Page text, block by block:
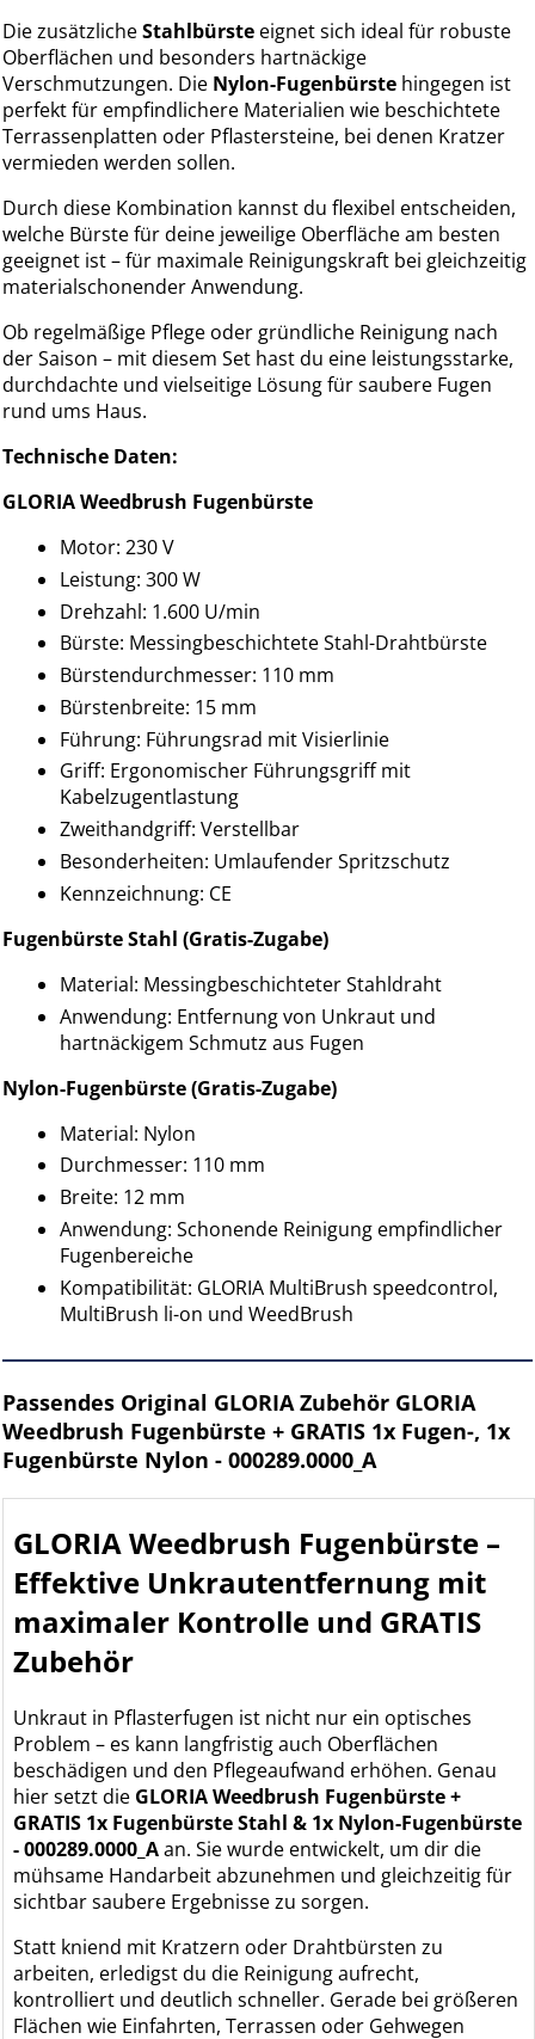
Die zusätzlicheStahlbürste eignet sich ideal für robuste
Oberflächen und besonders hartnäckige
Verschmutzungen. Die Nylon-Fugenbürste hingegen ist
perfekt für empfindlichere Materialien wie beschichtete
Terrassenplatten oder Pflastersteine, bei denen Kratzer
vermieden werden sollen.
Durch diese Kombination kannst du flexibel entscheiden,
welche Bürste für deine jeweilige Oberfläche am besten
geeignet ist – für maximale Reinigungskraft bei gleichzeitig
materialschonender Anwendung.
Ob regelmäßige Pflege oder gründliche Reinigung nach
der Saison – mit diesem Set hast du eine leistungsstarke,
durchdachte und vielseitige Lösung für saubere Fugen
rund ums Haus.
Technische Daten:
GLORIA Weedbrush Fugenbürste
Motor: 230 V
Leistung: 300 W
Drehzahl: 1.600 U/min
Bürste: Messingbeschichtete Stahl-Drahtbürste
Bürstendurchmesser: 110 mm
Bürstenbreite: 15 mm
Führung: Führungsrad mit Visierlinie
Griff: Ergonomischer Führungsgriff mit
Kabelzugentlastung
Zweithandgriff: Verstellbar
Besonderheiten: Umlaufender Spritzschutz
Kennzeichnung: CE
Fugenbürste Stahl (Gratis-Zugabe)
Material: Messingbeschichteter Stahldraht
Anwendung: Entfernung von Unkraut und
hartnäckigem Schmutz aus Fugen
Nylon-Fugenbürste (Gratis-Zugabe)
Material: Nylon
Durchmesser: 110 mm
Breite: 12 mm
Anwendung: Schonende Reinigung empfindlicher
Fugenbereiche
Kompatibilität: GLORIA MultiBrush speedcontrol,
MultiBrush li-on und WeedBrush
Passendes Original GLORIA Zubehör GLORIA
Weedbrush Fugenbürste + GRATIS 1x Fugen-, 1x
Fugenbürste Nylon - 000289.0000_A
GLORIA Weedbrush Fugenbürste –
Effektive Unkrautentfernung mit
maximaler Kontrolle und GRATIS
Zubehör
Unkraut in Pflasterfugen ist nicht nur ein optisches
Problem – es kann langfristig auch Oberflächen
beschädigen und den Pflegeaufwand erhöhen. Genau
hier setzt die GLORIA Weedbrush Fugenbürste +
GRATIS 1x Fugenbürste Stahl & 1x Nylon-Fugenbürste
- 000289.0000_Aan. Sie wurde entwickelt, um dir die
mühsame Handarbeit abzunehmen und gleichzeitig für
sichtbar saubere Ergebnisse zu sorgen.
Statt kniend mit Kratzern oder Drahtbürsten zu
arbeiten, erledigst du die Reinigung aufrecht,
kontrolliert und deutlich schneller. Gerade bei größeren
Flächen wie Einfahrten, Terrassen oder Gehwegen